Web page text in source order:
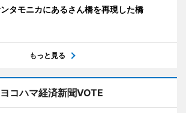
タモニカにあるさん橋を再現した橋
もっと見る
ヨコハマ経済新聞VOTE